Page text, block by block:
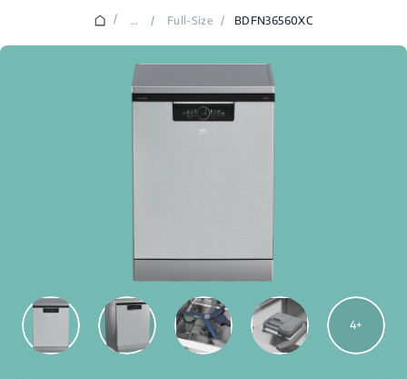
/ ... / Full-Size / BDFN36560XC
4